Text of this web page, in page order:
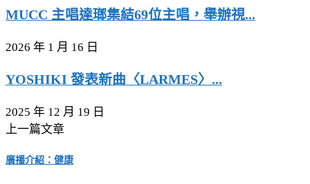
MUCC 主唱達瑯集結69位主唱，舉辦視...
2026 年 1 月 16 日
YOSHIKI 發表新曲〈LARMES〉...
2025 年 12 月 19 日
上一篇文章
廣播介紹：健康